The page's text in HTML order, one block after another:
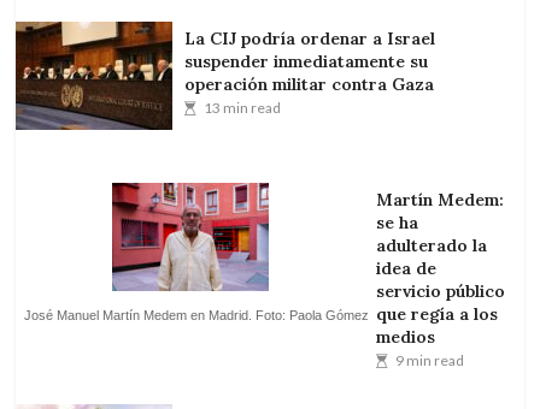
La CIJ podría ordenar a Israel
suspender inmediatamente su
operación militar contra Gaza
13 min read
José Manuel Martín Medem en Madrid. Foto: Paola Gómez
Martín Medem:
se ha
adulterado la
idea de
servicio público
que regía a los
medios
9 min read